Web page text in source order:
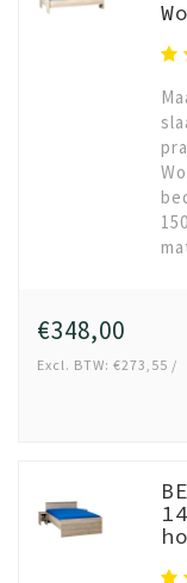
€348,00
Excl. BTW: €273,55 /